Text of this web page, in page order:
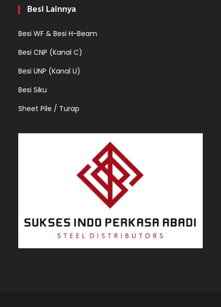
Besi Lainnya
Besi WF & Besi H-Beam
Besi CNP (Kanal C)
Besi UNP (Kanal U)
Besi Siku
Sheet Pile / Turap